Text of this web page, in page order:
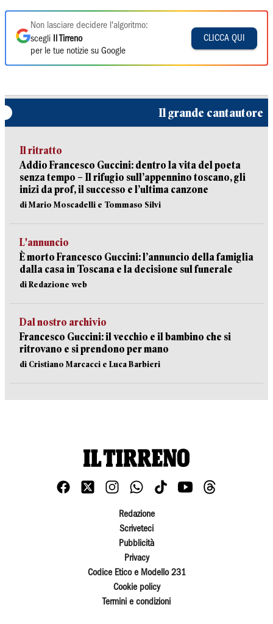
Non lasciare decidere l'algoritmo:
scegli
Il Tirreno
per le tue notizie su Google
CLICCA QUI
Il grande cantautore
Il ritratto
Addio Francesco Guccini: dentro la vita del poeta
senza tempo – Il rifugio sull’appennino toscano, gli
inizi da prof, il successo e l’ultima canzone
di Mario Moscadelli e Tommaso Silvi
L'annuncio
È morto Francesco Guccini: l’annuncio della famiglia
dalla casa in Toscana e la decisione sul funerale
di Redazione web
Dal nostro archivio
Francesco Guccini: il vecchio e il bambino che si
ritrovano e si prendono per mano
di Cristiano Marcacci e Luca Barbieri
Redazione
Scriveteci
Pubblicità
Privacy
Codice Etico e Modello 231
Cookie policy
Termini e condizioni